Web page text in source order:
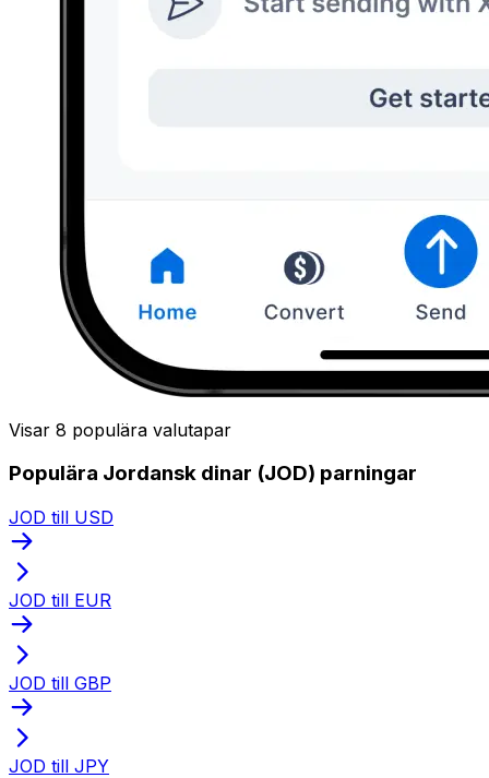
Visar 8 populära valutapar
Populära Jordansk dinar (JOD) parningar
JOD till USD
JOD till EUR
JOD till GBP
JOD till JPY